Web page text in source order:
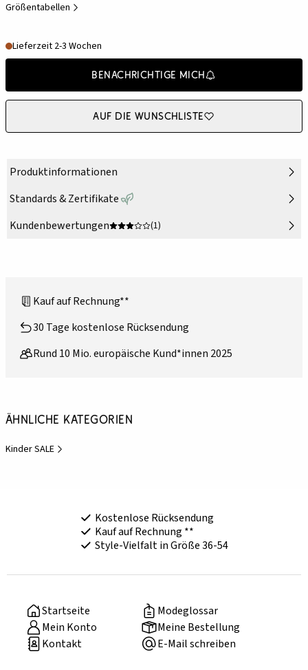
Größentabellen
Lieferzeit 2-3 Wochen
Benachrichtige mich
Auf die Wunschliste
Produktinformationen
Standards & Zertifikate
Kundenbewertungen
(1)
Kauf auf Rechnung**
30 Tage kostenlose Rücksendung
Rund 10 Mio. europäische Kund*innen 2025
Ähnliche Kategorien
Kinder SALE
Kostenlose Rücksendung
Kauf auf Rechnung **
Style-Vielfalt in Größe 36-54
Startseite
Modeglossar
Mein Konto
Meine Bestellung
Kontakt
E-Mail schreiben